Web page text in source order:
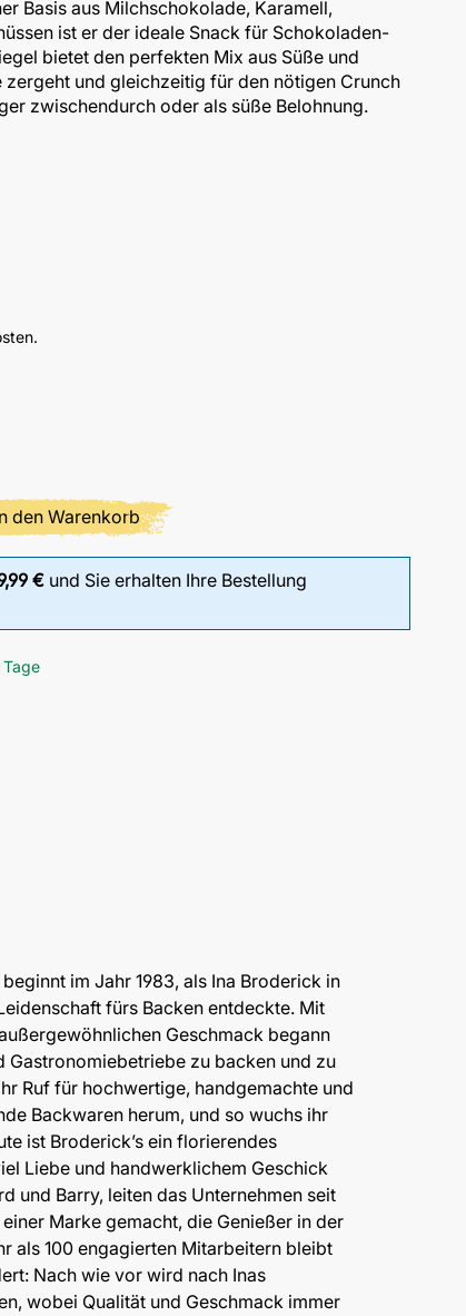
Basis aus Milchschokolade, Karamell,
ist er der ideale Snack für Schokoladen-
bietet den perfekten Mix aus Süße und
und gleichzeitig für den nötigen Crunch
zwischendurch oder als süße Belohnung.
Anzahl: Gib den gewünschten
den Warenkorb
€ und Sie erhalten Ihre Bestellung
im Jahr 1983, als Ina Broderick in
fürs Backen entdeckte. Mit
Geschmack begann
Gastronomiebetriebe zu backen und zu
Ruf für hochwertige, handgemachte und
Backwaren herum, und so wuchs ihr
ist Broderick’s ein florierendes
Liebe und handwerklichem Geschick
und Barry, leiten das Unternehmen seit
Marke gemacht, die Genießer in der
als 100 engagierten Mitarbeitern bleibt
Nach wie vor wird nach Inas
wobei Qualität und Geschmack immer